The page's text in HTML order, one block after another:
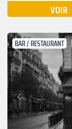
VOIR
BAR / RESTAURANT
Précédent